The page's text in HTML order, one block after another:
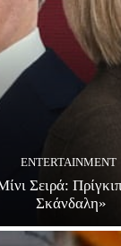
ENTERTAINMENT
Σειρά:
Σκάνδαλη»